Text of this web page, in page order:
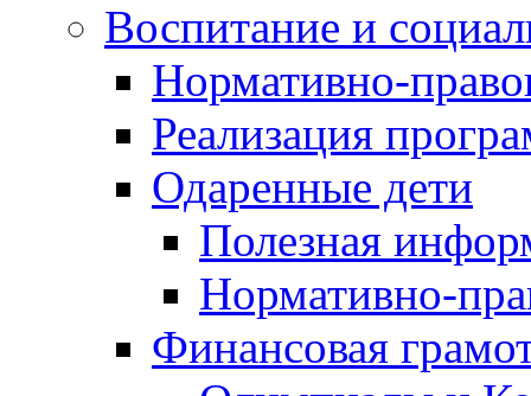
Воспитание и
Нормативно-
Реализация
Одаренные дети
Полезная
Нормативно-
Финансовая